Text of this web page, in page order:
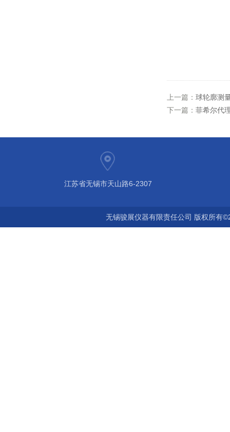
上一篇： 球轮廓测
下一篇： 菲希尔代
江苏省无锡市天山路6-2307
无锡骏展仪器有限责任公司 版权所有